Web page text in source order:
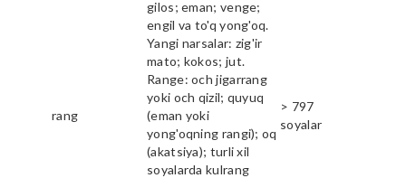
rang
gilos; eman; venge;
engil va to'q yong'oq.
Yangi narsalar: zig'ir
mato; kokos; jut.
Range: och jigarrang
yoki och qizil; quyuq
(eman yoki
yong'oqning rangi); oq
(akatsiya); turli xil
soyalarda kulrang
> 797
soyalar